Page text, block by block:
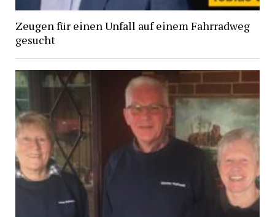
Zeugen für einen Unfall auf einem Fahrradweg
gesucht